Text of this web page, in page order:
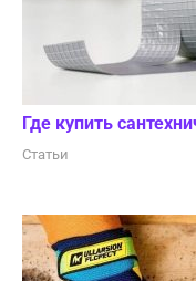
Где купить
Статьи